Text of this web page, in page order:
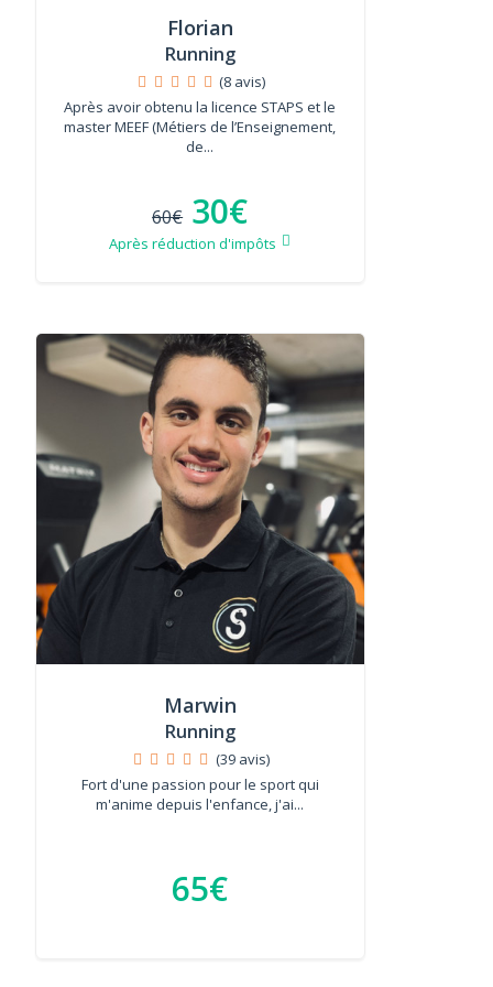
Florian
Running
(8 avis)
Après avoir obtenu la licence STAPS et le
master MEEF (Métiers de l’Enseignement,
de...
60€ 30€
Après réduction d'impôts
Marwin
Running
(39 avis)
Fort d'une passion pour le sport qui
m'anime depuis l'enfance, j'ai...
65€